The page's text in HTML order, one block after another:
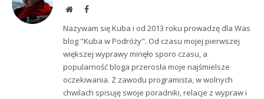
WebsiteFacebook
Nazywam się Kuba i od 2013 roku prowadzę dla Was
blog "Kuba w Podróży". Od czasu mojej pierwszej
większej wyprawy minęło sporo czasu, a
popularność bloga przerosła moje najśmielsze
oczekiwania. Z zawodu programista, w wolnych
chwilach spisuję swoje poradniki, relacje z wypraw i